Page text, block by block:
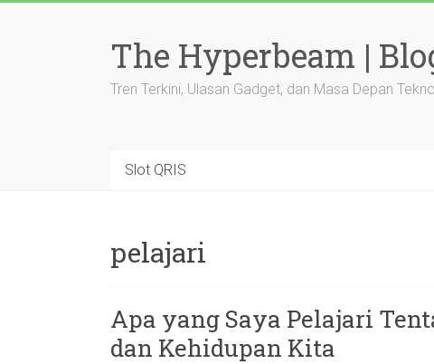
The Hyperbeam |
Tren Terkini, Ulasan Gadget, dan Masa Depan
Slot QRIS
pelajari
Apa yang Saya Pelajari
dan Kehidupan Kita